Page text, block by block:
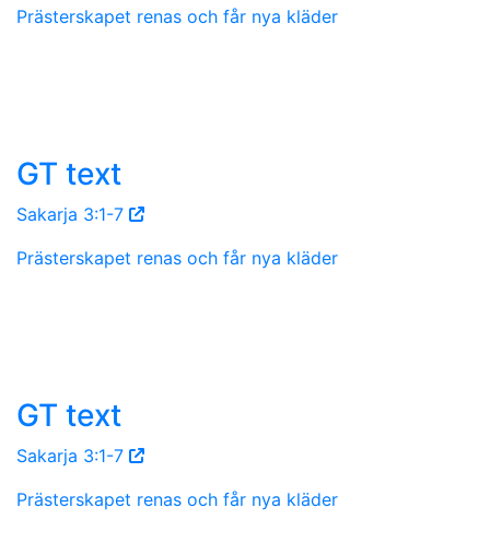
Prästerskapet renas och får nya kläder
GT text
Sakarja 3:1-7
Prästerskapet renas och får nya kläder
GT text
Sakarja 3:1-7
Prästerskapet renas och får nya kläder